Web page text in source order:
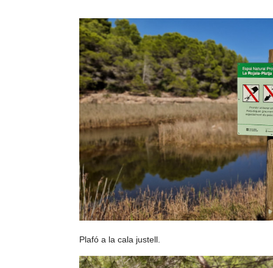
Plafó a la cala justell.